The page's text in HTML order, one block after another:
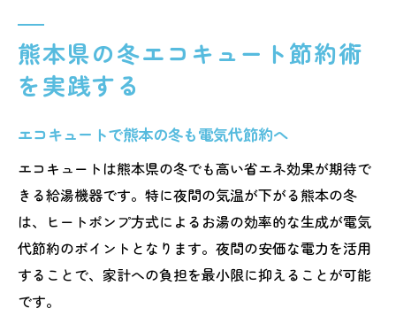
エコキュート配管の凍結防止対策を徹底
雪囲いや防雪屋根で寒さ対策を強化しよう
防雪屋根やDIY風除けの活用ポイント紹介
エコキュートの凍結リスクと予防策を解説
エコキュートで冬場の電気代を抑えるコツ
エコキュート冬の電気代を見直すポイント
夜間活用でエコキュートの節電効果アップ
熊本県の冬エコキュート節約術
を実践する
エコキュートで熊本の冬も電気代節約へ
エコキュートは熊本県の冬でも高い省エネ効果が期待で
きる給湯機器です。特に夜間の気温が下がる熊本の冬
は、ヒートポンプ方式によるお湯の効率的な生成が電気
代節約のポイントとなります。夜間の安価な電力を活用
することで、家計への負担を最小限に抑えることが可能
です。